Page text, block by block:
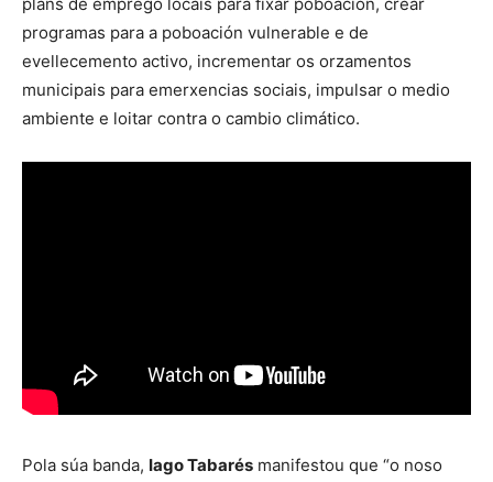
programas para a poboación vulnerable e de
evellecemento activo, incrementar os orzamentos
municipais para emerxencias sociais, impulsar o medio
ambiente e loitar contra o cambio climático.
Pola súa banda, Iago Tabarés manifestou que “o noso